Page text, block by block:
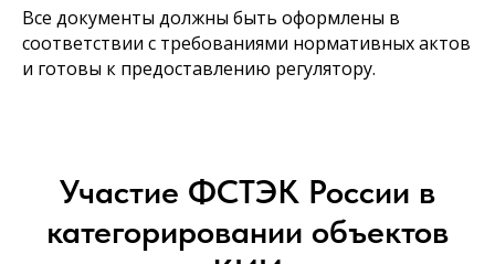
Все документы должны быть оформлены в
соответствии с требованиями нормативных актов
и готовы к предоставлению регулятору.
Участие ФСТЭК России в
категорировании объектов